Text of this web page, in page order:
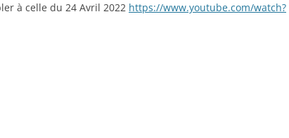
à celle du 24 Avril 2022 https://www.youtube.com/watch?